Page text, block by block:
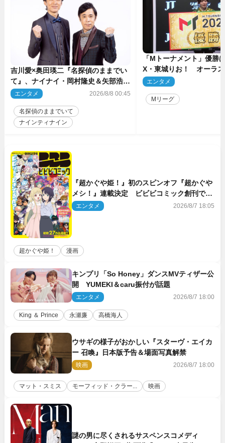
吉川愛×奥田瑛二『名探偵のままでい
て』、ナイナイ・岡村隆史＆矢部浩之
のゲスト出演が決定！
エンタメ 2026/8/8 00:45
名探偵のままでいて
ナインティナイン
「Mトーナメント」優勝
X・東城りお！ オーラス
後は自ら和了って幕引き
エンタメ
Mリーグ
『超かぐや姫！』初のスピンオフ『超かぐや
メシ！』連載決定 ビビビコミック創刊で31
作品一挙公開
エンタメ 2026/8/7 18:05
超かぐや姫！ 漫画
キンプリ「So Honey」ダンスMVティザー公
開 YUMEKI＆caru振付が話題
エンタメ 2026/8/7 18:00
King ＆ Prince 永瀬廉 高橋海人
ウサギの様子がおかしい『スターヴ・エイカ
ー 召喚』日本版予告＆場面写真解禁
映画 2026/8/7 18:00
マット・スミス モーフィッド・クラー... 映画
謎の男に尽くされるサスペンスコメディ